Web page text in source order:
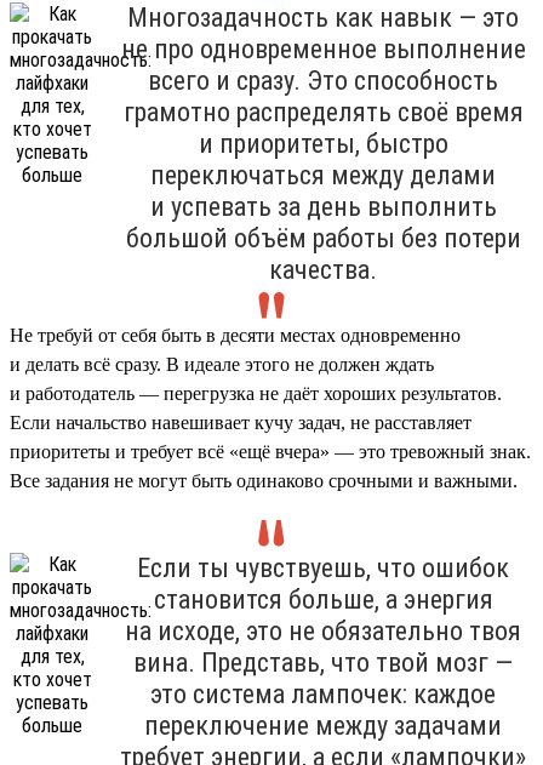
Многозадачность как навык — это
не про одновременное выполнение
всего и сразу. Это способность
грамотно распределять своё время
и приоритеты, быстро
переключаться между делами
и успевать за день выполнить
большой объём работы без потери
качества.
Не требуй от себя быть в десяти местах одновременно
и делать всё сразу. В идеале этого не должен ждать
и работодатель — перегрузка не даёт хороших результатов.
Если начальство навешивает кучу задач, не расставляет
приоритеты и требует всё «ещё вчера» — это тревожный знак.
Все задания не могут быть одинаково срочными и важными.
Если ты чувствуешь, что ошибок
становится больше, а энергия
на исходе, это не обязательно твоя
вина. Представь, что твой мозг —
это система лампочек: каждое
переключение между задачами
требует энергии, а если «лампочки»